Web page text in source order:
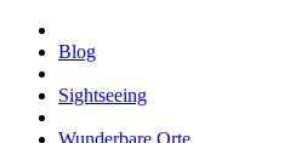
Blog
Sightseeing
Wunderbare Orte